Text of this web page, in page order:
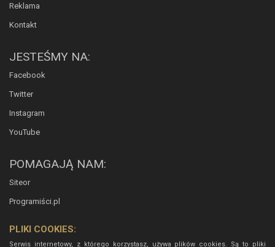
Reklama
Kontakt
JESTEŚMY NA:
Facebook
Twitter
Instagram
YouTube
POMAGAJĄ NAM:
Siteor
Programiści.pl
PLIKI COOKIES:
Serwis internetowy, z którego korzystasz, używa plików cookies. Są to pliki